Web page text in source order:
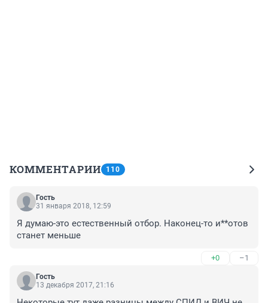
КОММЕНТАРИИ 110
Гость
31 января 2018, 12:59
Я думаю-это естественный отбор. Наконец-то и**отов
станет меньше
+0 –1
Гость
13 декабря 2017, 21:16